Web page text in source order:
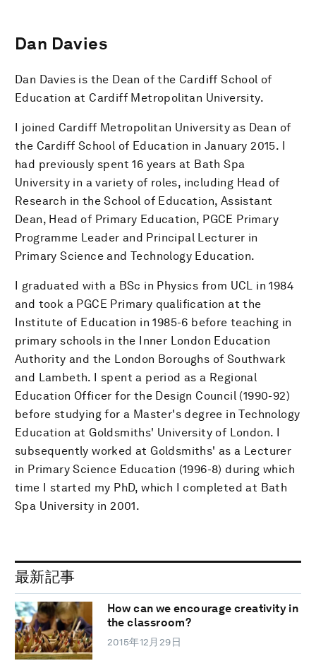
Dan Davies
Dan Davies is the Dean of the Cardiff School of
Education at Cardiff Metropolitan University.
I joined Cardiff Metropolitan University as Dean of
the Cardiff School of Education in January 2015. I
had previously spent 16 years at Bath Spa
University in a variety of roles, including Head of
Research in the School of Education, Assistant
Dean, Head of Primary Education, PGCE Primary
Programme Leader and Principal Lecturer in
Primary Science and Technology Education.
I graduated with a BSc in Physics from UCL in 1984
and took a PGCE Primary qualification at the
Institute of Education in 1985-6 before teaching in
primary schools in the Inner London Education
Authority and the London Boroughs of Southwark
and Lambeth. I spent a period as a Regional
Education Officer for the Design Council (1990-92)
before studying for a Master's degree in Technology
Education at Goldsmiths' University of London. I
subsequently worked at Goldsmiths' as a Lecturer
in Primary Science Education (1996-8) during which
time I started my PhD, which I completed at Bath
Spa University in 2001.
最新記事
How can we encourage creativity in
the classroom?
2015年12月29日